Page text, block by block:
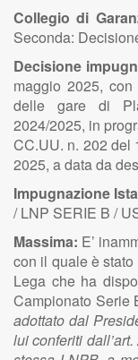
Collegio di
Seconda:
Decisione
maggio 2025,
delle gare di
2024/2025, in
CC.UU. n. 202 del
2025, a data da
Impugnazione
/ LNP SERIE B /
Massima: E’
con il quale è
Lega che ha
Campionato Serie
adottato dal
lui conferiti